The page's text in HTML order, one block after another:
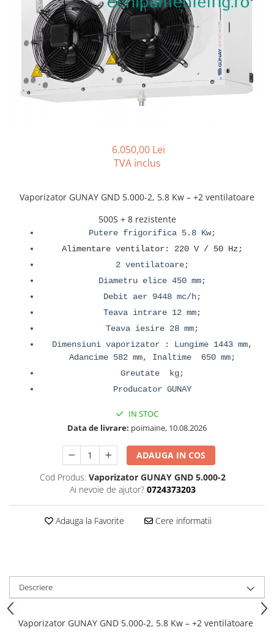
REZISTENTE DIGIVRARE
REZISTENTE SILICONICE
Uleiuri
Ventilatoare
Ventilatoare EbmPapst
Ventilatoare WEIGUANG
Compresoare Cubigel R134a
Compresoare Cubigel R404a
Compresoare Jiaxipera
VAPORIZATOARE LU-VE
6.050,00 Lei
TVA inclus
Vaporizator GUNAY GND 5.000-2, 5.8 Kw – +2 ventilatoare
500S + 8 rezistente
Putere frigorifica 5.8 Kw;
Alimentare ventilator: 220 V / 50 Hz;
2 ventilatoare;
Diametru elice 450 mm;
Debit aer 9448 mc/h;
Teava intrare 12 mm;
Teava iesire 28 mm;
Dimensiuni vaporizator : Lungime 1443 mm,
Adancime 582 mm, Inaltime 650 mm;
Greutate kg;
Producator GUNAY
IN STOC
Data de livrare: poimaine, 10.08.2026
ADAUGA IN COS
Cod Produs: Vaporizator GUNAY GND 5.000-2
Ai nevoie de ajutor? 0724373203
Adauga la Favorite Cere informatii
Descriere
Vaporizator GUNAY GND 5.000-2, 5.8 Kw – +2 ventilatoare